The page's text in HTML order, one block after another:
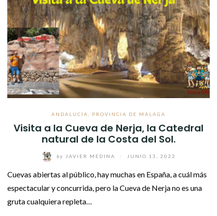
ANDALUCÍA PROVINCIA DE MÁLAGA
Visita a la Cueva de Nerja, la Catedral
natural de la Costa del Sol.
by JAVIER MEDINA JUNIO 13, 2022
Cuevas abiertas al público, hay muchas en España, a cuál más
espectacular y concurrida, pero la Cueva de Nerja no es una
gruta cualquiera repleta…